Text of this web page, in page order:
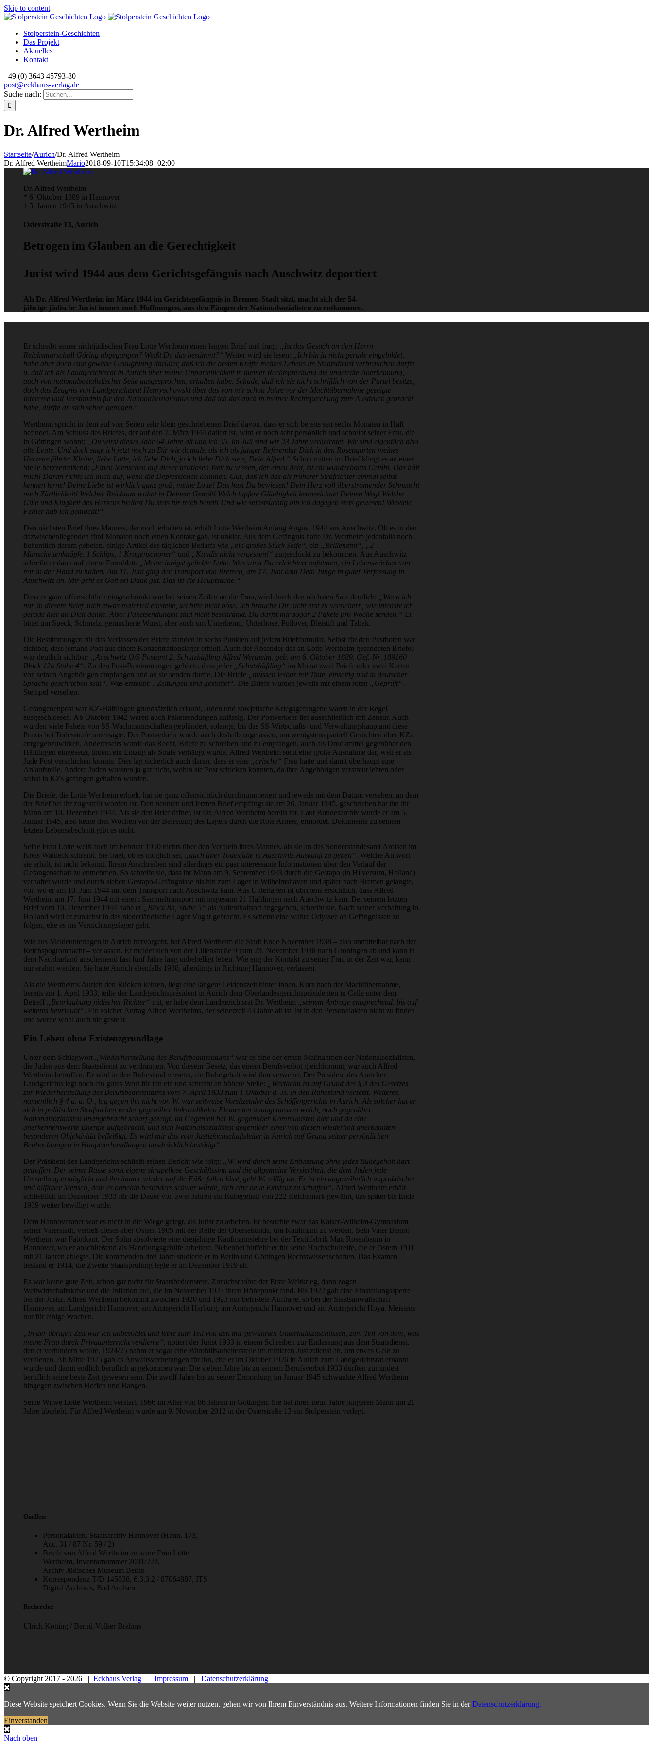
Skip to content
Stolperstein-Geschichten
Das Projekt
Aktuelles
Kontakt
+49 (0) 3643 45793-80
post@eckhaus-verlag.de
Suche nach:
Dr. Alfred Wertheim
Startseite/Aurich/Dr. Alfred Wertheim
Dr. Alfred WertheimMario2018-09-10T15:34:08+02:00
Dr. Alfred Wertheim
* 6. Oktober 1889 in Hannover
† 5. Januar 1945 in Auschwitz
Osterstraße 13, Aurich
Betrogen im Glauben an die Gerechtigkeit
Jurist wird 1944 aus dem Gerichtsgefängnis nach Auschwitz deportiert
Als Dr. Alfred Wertheim im März 1944 im Gerichtsgefängnis in Bremen-Stadt sitzt, macht sich der 54-
jährige jüdische Jurist immer noch Hoffnungen, aus den Fängen der Nationalsozialisten zu entkommen.
Er schreibt seiner nichtjüdischen Frau Lotte Wertheim einen langen Brief und fragt: „Ist das Gesuch an den Herrn
Reichsmarschall Göring abgegangen? Weißt Du das bestimmt?“ Weiter wird sie lesen: „Ich bin ja nicht gerade eingebildet,
habe aber doch eine gewisse Genugtuung darüber, daß ich die besten Kräfte meines Lebens im Staatsdienst verbrauchen durfte
u. daß ich als Landgerichtsrat in Aurich über meine Unparteilichkeit in meiner Rechtsprechung die ungeteilte Anerkennung,
auch von nationalsozialistischer Seite ausgesprochen, erhalten habe. Schade, daß ich sie nicht schriftlich von der Partei besitze,
doch das Zeugnis von Landgerichtsrat Henryschowski über das von mir schon Jahre vor der Machtübernahme gezeigte
Interesse und Verständnis für den Nationalsozialismus und daß ich das auch in meiner Rechtsprechung zum Ausdruck gebracht
habe, dürfte an sich schon genügen.“
Wertheim spricht in dem auf vier Seiten sehr klein geschriebenen Brief davon, dass er sich bereits seit sechs Monaten in Haft
befindet. Am Schluss des Briefes, der auf den 7. März 1944 datiert ist, wird er noch sehr persönlich und schreibt seiner Frau, die
in Göttingen wohnt: „Du wirst dieses Jahr 64 Jahre alt und ich 55. Im Juli sind wir 23 Jahre verheiratet. Wir sind eigentlich also
alte Leute. Und doch sage ich jetzt noch zu Dir wie damals, als ich als junger Referendar Dich in den Rosengarten meines
Herzens führte: Kleine, liebe Lotte, ich liebe Dich, ja ich liebe Dich stets, Dein Alfred.“ Schon mitten im Brief klingt es an einer
Stelle herzzerreißend: „Einen Menschen auf dieser trostlosen Welt zu wissen, der einen liebt, ist ein wunderbares Gefühl. Das hält
mich! Daran richte ich mich auf, wenn die Depressionen kommen. Gut, daß ich das als früherer Strafrichter einmal selbst
kennen lerne! Deine Liebe ist wirklich ganz groß, meine Lotte! Das hast Du bewiesen! Dein Herz voll überströmender Sehnsucht
nach Zärtlichkeit! Welcher Reichtum wohnt in Deinem Gemüt! Welch tapfere Gläubigkeit kennzeichnet Deinen Weg! Welche
Güte und Klugheit des Herzens hieltest Du stets für mich bereit! Und wie selbstsüchtig bin ich dagegen stets gewesen! Wieviele
Fehler hab ich gemacht!“
Den nächsten Brief ihres Mannes, der noch erhalten ist, erhält Lotte Wertheim Anfang August 1944 aus Auschwitz. Ob es in den
dazwischenliegenden fünf Monaten noch einen Kontakt gab, ist unklar. Aus dem Gefängnis hatte Dr. Wertheim jedenfalls noch
flehentlich darum gebeten, einige Artikel des täglichen Bedarfs wie „ein großes Stück Seife“, ein „Brillen­etui“, „2
Manschettenknöpfe, 1 Schlips, 1 Kragenschoner“ und „Kandis nicht vergessen!“ zugeschickt zu bekommen. Aus Auschwitz
schreibt er dann auf einem Formblatt: „Meine innigst geliebte Lotte. Was wirst Du erleichtert aufatmen, ein Lebenszeichen von
mir in der Hand zu halten. Am 11. Juni ging der Transport von Bremen, am 17. Juni kam Dein Junge in guter Verfassung in
Auschwitz an. Mir geht es Gott sei Dank gut. Das ist die Hauptsache.“
Dass er ganz offensichtlich eingeschränkt war bei seinen Zeilen an die Frau, wird durch den nächsten Satz deutlich: „Wenn ich
nun in diesem Brief mich etwas materiell einstelle, sei bitte nicht böse. Ich brauche Dir nicht erst zu versichern, wie intensiv ich
gerade hier an Dich denke. Also: Paketsendungen sind nicht beschränkt. Du darfst mir sogar 2 Pakete pro Woche senden.“ Er
bittet um Speck, Schmalz, geräucherte Wurst, aber auch um Unterhemd, Unterhose, Pullover, Bleistift und Tabak.
Die Bestimmungen für das Verfassen der Briefe standen in sechs Punkten auf jedem Briefformular. Selbst für den Postboten war
sichtbar, dass jemand Post aus einem Konzentrationslager erhielt. Auch der Absender des an Lotte Wertheim gesendeten Briefes
war deutlich sichtbar: „Auschwitz O/S Postamt 2, Schutzhäftling Alfred Wertheim, geb. am 6. Oktober 1889, Gef.-Nr. 189160
Block 12a Stube 4“. Zu den Post-Bestimmungen gehörte, dass jeder „Schutzhäftling“ im Monat zwei Briefe oder zwei Karten
von seinen Angehörigen empfangen und an sie senden durfte. Die Briefe „müssen lesbar mit Tinte, einseitig und in deutscher
Sprache geschrieben sein“. Was erstaunt: „Zeitungen sind gestattet“. Die Briefe wurden jeweils mit einem roten „Geprüft“-
Stempel versehen.
Gefangenenpost war KZ-Häftlingen grundsätzlich erlaubt, Juden und sowjetische Kriegsgefangene waren in der Regel
ausgeschlossen. Ab Oktober 1942 waren auch Paketsendungen zulässig. Der Postverkehr lief ausschließlich mit Zensur. Auch
wurden viele Pakete von SS-Wachmannschaften geplündert, solange, bis das SS-Wirtschafts- und Verwaltungshauptamt diese
Praxis bei Todesstrafe untersagte. Der Postverkehr wurde auch deshalb zugelassen, um wenigstens partiell Gerüchten über KZs
entgegenzuwirken. Andererseits wurde das Recht, Briefe zu schreiben und zu empfangen, auch als Druckmittel gegenüber den
Häftlingen eingesetzt, indem ein Entzug als Strafe verhängt wurde. Alfred Wertheim stellt eine große Ausnahme dar, weil er als
Jude Post verschicken konnte. Dies lag sicherlich auch daran, dass er eine „arische“ Frau hatte und damit überhaupt eine
Anlaufstelle. Andere Juden wussten ja gar nicht, wohin sie Post schicken konnten, da ihre Angehörigen verstreut lebten oder
selbst in KZs gefangen gehalten wurden.
Die Briefe, die Lotte Wertheim erhielt, hat sie ganz offensichtlich durchnummeriert und jeweils mit dem Datum versehen, an dem
der Brief bei ihr zugestellt worden ist. Den neunten und letzten Brief empfängt sie am 26. Januar 1945, geschrieben hat ihn ihr
Mann am 10. Dezember 1944. Als sie den Brief öffnet, ist Dr. Alfred Wertheim bereits tot. Laut Bundesarchiv wurde er am 5.
Januar 1945, also keine drei Wochen vor der Befreiung des Lagers durch die Rote Armee, ermordet. Dokumente zu seinem
letzten Lebensabschnitt gibt es nicht.
Seine Frau Lotte weiß auch im Februar 1950 nichts über den Verbleib ihres Mannes, als sie an das Sonderstandesamt Arolsen im
Kreis Waldeck schreibt. Sie fragt, ob es möglich sei, „auch über Todesfälle in Auschwitz Auskunft zu geben“. Welche Antwort
sie erhält, ist nicht bekannt. Ihrem Anschreiben sind allerdings ein paar interessante Informationen über den Verlauf der
Gefangenschaft zu entnehmen. So schreibt sie, dass ihr Mann am 9. September 1943 durch die Gestapo (in Hilversum, Holland)
verhaftet wurde und durch sieben Gestapo-Gefängnisse bis hin zum Lager in Wilhelmshaven und später nach Bremen gelangte,
von wo er am 10. Juni 1944 mit dem Transport nach Auschwitz kam. Aus Unterlagen ist übrigens ersichtlich, dass Alfred
Wertheim am 17. Juni 1944 mit einem Sammeltransport mit insgesamt 21 Häftlingen nach Auschwitz kam. Bei seinem letzten
Brief vom 10. Dezember 1944 habe er „Block 8a, Stube 5“ als Aufenthaltsort angegeben, schreibt sie. Nach seiner Verhaftung in
Holland wird er zunächst in das niederländische Lager Vught gebracht. Es scheint eine wahre Odyssee an Gefängnissen zu
folgen, ehe es ins Vernichtungslager geht.
Wie aus Meldeunterlagen in Aurich hervorgeht, hat Alfred Wertheim die Stadt Ende November 1938 – also unmittelbar nach der
Reichspogromnacht – verlassen. Er meldet sich von der Lilienstraße 9 zum 23. November 1938 nach Groningen ab und kann in
dem Nachbarland anscheinend fast fünf Jahre lang unbehelligt leben. Wie eng der Kontakt zu seiner Frau in der Zeit war, kann
nur erahnt werden. Sie hatte Aurich ebenfalls 1938, allerdings in Richtung Hannover, verlassen.
Als die Wertheims Aurich den Rücken kehren, liegt eine längere Leidenszeit hinter ihnen. Kurz nach der Machtübernahme,
bereits am 1. April 1933, teilte der Landgerichtspräsident in Aurich dem Oberlandesgerichtspräsidenten in Celle unter dem
Betreff „Beurlaubung jüdischer Richter“ mit, er habe dem Landgerichtsrat Dr. Wertheim „seinem Antrage entsprechend, bis auf
weiteres beurlaubt“. Ein solcher Antrag Alfred Wertheims, der seinerzeit 43 Jahre alt ist, ist in den Personalakten nicht zu finden
und wurde wohl auch nie gestellt.
Ein Leben ohne Existenzgrundlage
Unter dem Schlagwort „Wiederherstellung des Berufsbeamtentums“ war es eine der ersten Maßnahmen der Nationalsozialisten,
die Juden aus dem Staatsdienst zu verdrängen. Von diesem Gesetz, das einem Berufsverbot gleichkommt, war auch Alfred
Wertheim betroffen. Er wird in den Ruhestand versetzt, ein Ruhegehalt wird ihm verwehrt. Der Präsident des Auricher
Landgerichts legt noch ein gutes Wort für ihn ein und schreibt an höhere Stelle:
„Wertheim ist auf Grund des § 3 des Gesetzes
zur Wiederherstellung des Berufsbeamtentums vom 7. April 1933 zum 1.Oktober d. Js. in den Ruhestand versetzt. Weiteres,
namentlich § 4 a. a. O., lag gegen ihn nicht vor. W. war zeitweise Vorsitzender des Schöffengerichts in Aurich. Als solcher hat er
sich in politischen Strafsachen weder gegenüber linksradikalen Elementen unangemessen weich, noch gegenüber
Nationalsozialisten unangebracht scharf gezeigt. Im Gegenteil hat W. gegenüber Kommunisten hier und da eine
anerkennenswerte Energie aufgebracht, und sich Nationalsozialisten gegenüber einer von diesen wiederholt anerkannten
besonderen Objektivität befleißigt. Es wird mir das vom Justizfachschaftsleiter in Aurich auf Grund seiner persönlichen
Beobachtungen in Hauptverhandlungen ausdrücklich bestätigt“.
Der Präsident des Landgerichts schließt seinen Bericht wie folgt:
„W. wird durch seine Entlassung ohne jedes Ruhegehalt hart
getroffen. Der seiner Rasse sonst eigene skrupellose Geschäftssinn und die allgemeine Versiertheit, die dem Juden jede
Umstellung ermöglicht und ihn immer wieder auf die Füße fallen lässt, geht W. völlig ab. Er ist ein ungewöhnlich unpraktischer
und hilfloser Mensch, dem es ohnehin besonders schwer würde, sich eine neue Existenz zu schaffen“. Alfred Wertheim erhält
schließlich im Dezember 1933 für die Dauer von zwei Jahren ein Ruhegehalt von 222 Reichsmark gewährt, das später bis Ende
1939 weiter bewilligt wurde.
Dem Hannoveraner war es nicht in die Wiege gelegt, als Jurist zu arbeiten. Er besuchte zwar das Kaiser-Wilhelm-Gymnasium
seiner Vaterstadt, verließ dieses aber Ostern 1905 mit der Reife der Obersekunda, um Kaufmann zu werden. Sein Vater Benno
Wertheim war Fabrikant. Der Sohn absolvierte eine dreijährige Kaufmannslehre bei der Textilfabrik Max Rosenbaum in
Hannover, wo er anschließend als Handlungsgehilfe arbeitete. Nebenbei büffelte er für seine Hochschulreife, die er Ostern 1911
mit 21 Jahren ablegte. Die kommenden drei Jahre studierte er in Berlin und Göttingen Rechtswissenschaften. Das Examen
bestand er 1914, die Zweite Staatsprüfung legte er im Dezember 1919 ab.
Es war keine gute Zeit, schon gar nicht für Staatsbedienstete. Zunächst tobte der Erste Weltkrieg, dann zogen
Weltwirtschaftskrise und die Inflation auf, die im November 1923 ihren Höhepunkt fand. Bis 1922 galt eine Einstellungssperre
bei der Justiz. Alfred Wertheim bekommt zwischen 1920 und 1923 nur befristete Aufträge, so bei der Staatsanwaltschaft
Hannover, am Landgericht Hannover, am Amtsgericht Harburg, am Amtsgericht Hannover und am Amtsgericht Hoya. Meistens
nur für einige Wochen.
„In der übrigen Zeit war ich unbesoldet und lebte zum Teil von den mir gewährten Unterhaltszuschüssen, zum Teil von dem, was
meine Frau durch Privatunterricht verdiente“,
notiert der Jurist 1933 in einem Schreiben zur Entlassung aus dem Staatsdienst,
den er verhindern wollte. 1924/25 nahm er sogar eine Bürohilfsarbeiterstelle im mittleren Justizdienst an, um etwas Geld zu
verdienen. Ab Mitte 1925 gab es Anwaltsvertretungen für ihn, ehe er im Oktober 1926 in Aurich zum Landgerichtsrat ernannt
wurde und damit endlich beruflich angekommen war. Die sieben Jahre bis zu seinem Berufsverbot 1933 dürften zumindest
beruflich seine beste Zeit gewesen sein. Die zwölf Jahre bis zu seiner Ermordung im Januar 1945 schwankte Alfred Wertheim
hingegen zwischen Hoffen und Bangen.
Seine Witwe Lotte Wertheim verstarb 1966 im Alter von 86 Jahren in Göttingen. Sie hat ihren neun Jahre jüngeren Mann um 21
Jahre überlebt. Für Alfred Wertheim wurde am 9. November 2012 in der Osterstraße 13 ein Stolperstein verlegt.
Quellen:
Personalakten, Staatsarchiv Hannover (Hann. 173,
Acc. 31 / 87 Nr. 59 / 2)
Briefe von Alfred Wertheim an seine Frau Lotte
Wertheim, Inventarnummer 2001/223,
Archiv Jüdisches Museum Berlin
Korrespondenz T/D 145038, 6.3.3.2 / 87064887, ITS
Digital Archives, Bad Arolsen
Recherche:
Ulrich Kötting / Bernd-Volker Brahms
© Copyright 2017 - 2026 | Eckhaus Verlag | Impressum | Datenschutzerklärung
Diese Website speichert Cookies. Wenn Sie die Website weiter nutzen, gehen wir von Ihrem Einverständnis aus. Weitere Informationen finden Sie in derDatenschutzerklärung.
Einverstanden
Nach oben